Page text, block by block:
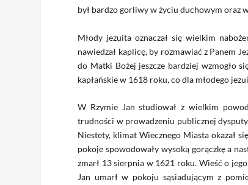
był bardzo gorliwy w życiu duchowym oraz
Młody jezuita oznaczał się wielkim
nawiedzał kaplicę, by rozmawiać z Panem
do Matki Bożej jeszcze bardziej wzmogło
kapłańskie w 1618 roku, co dla młodego
W Rzymie Jan studiował z wielkim
trudności w prowadzeniu publicznej
Niestety, klimat Wiecznego Miasta okazał
pokoje spowodowały wysoką gorączkę a
zmarł 13 sierpnia w 1621 roku. Wieść o
Jan umarł w pokoju sąsiadującym z